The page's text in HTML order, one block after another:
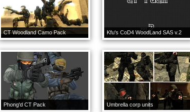
CT Woodland Camo Pack Kfu's CoD4 WoodLand SAS v.2
Phong'd CT Pack Umbrella corp units